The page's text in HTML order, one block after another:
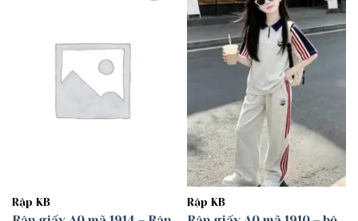
Rập KB
Add to
wishlist
Rập KB